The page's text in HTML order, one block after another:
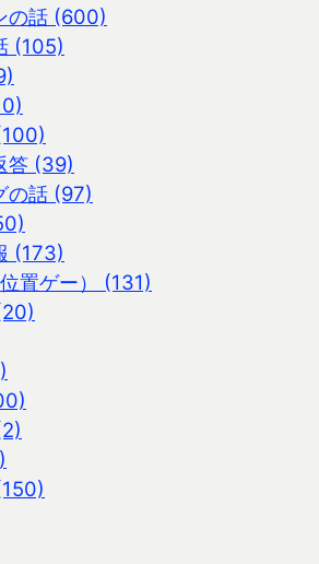
の話 (600)
(105)
答 (39)
の話 (97)
(173)
置ゲー） (131)